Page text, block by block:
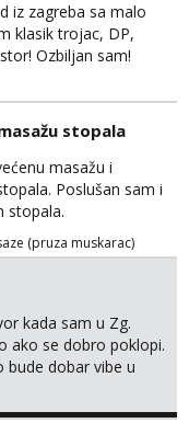
iz zagreba sa malo
klasik trojac, DP,
Ozbiljan sam!
zajamceni :)
cura koja voli
stopala
masažu i
Poslušan sam i
stopala.
(pruza muskarac)
kada sam u Zg.
ako se dobro poklopi.
bude dobar vibe u
su duga kosa, do